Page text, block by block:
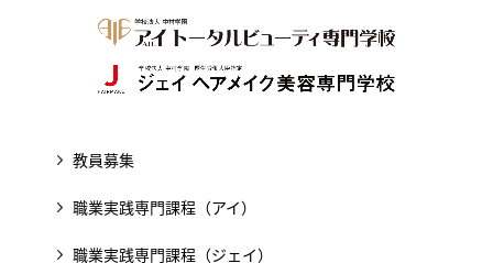
教員募集
職業実践専門課程（アイ）
職業実践専門課程（ジェイ）